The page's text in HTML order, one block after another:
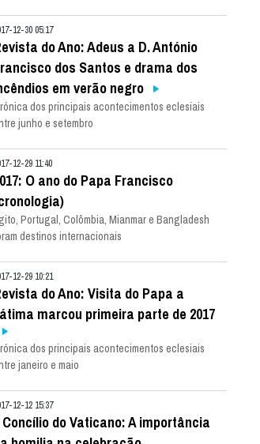
12-30 05:17
do Ano: Adeus a D. António
dos Santos e drama dos
em verão negro
dos principais acontecimentos eclesiais
junho e setembro
12-29 11:40
O ano do Papa Francisco
Portugal, Colômbia, Mianmar e Bangladesh
destinos internacionais
12-29 10:21
do Ano: Visita do Papa a
marcou primeira parte de 2017
dos principais acontecimentos eclesiais
janeiro e maio
12-12 15:37
Concílio do Vaticano: A importância